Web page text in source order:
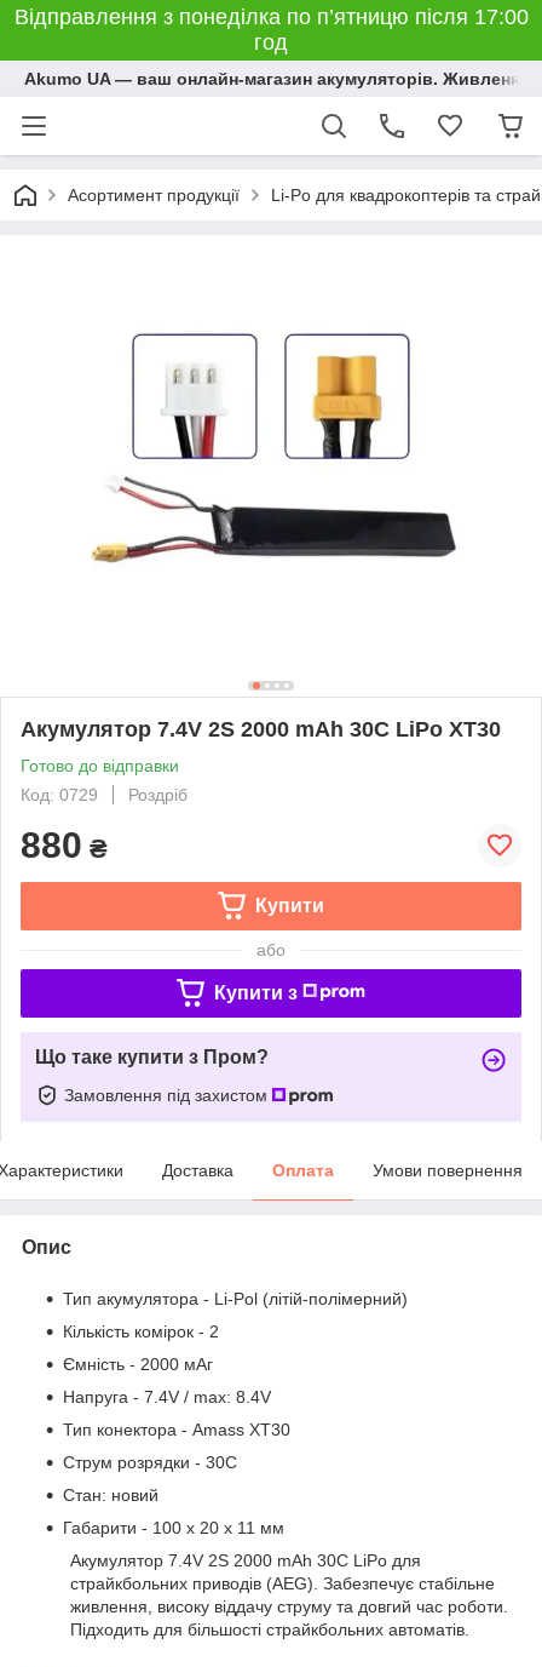
Відправлення з понеділка по п’ятницю після 17:00
год
Akumo UA — ваш онлайн-магазин акумуляторів. Живлення,
Асортимент продукції Li-Po для квадрокоптерів та
Акумулятор 7.4V 2S 2000 mAh 30C LiPo XT30
Готово до відправки
Код: 0729
Роздріб
880 ₴
Купити
або
Купити з
Що таке купити з Пром?
Замовлення під захистом
Доставка Оплата Умови повернення
Опис
Тип акумулятора - Li-Pol (літій-полімерний)
Кількість комірок - 2
Ємність - 2000 мАг
Напруга - 7.4V / max: 8.4V
Тип конектора - Amass XT30
Струм розрядки - 30C
Стан: новий
Габарити - 100 x 20 x 11 мм
Акумулятор 7.4V 2S 2000 mAh 30C LiPo для
страйкбольних приводів (AEG). Забезпечує стабільне
живлення, високу віддачу струму та довгий час роботи.
Підходить для більшості страйкбольних автоматів.